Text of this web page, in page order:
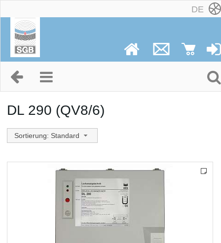
DE
DL 290 (QV8/6)
Sortierung: Standard